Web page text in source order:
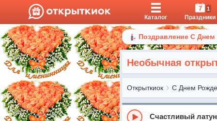
Каталог
7 1
Праздники
Поздравление С
Необычная
Открыткиок С Днем
Счастливый